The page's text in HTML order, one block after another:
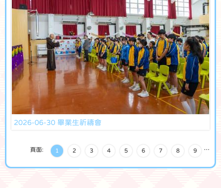
2026-06-30 畢業生祈禱會
頁面: 1 2 3 4 5 6 7 8 9 …